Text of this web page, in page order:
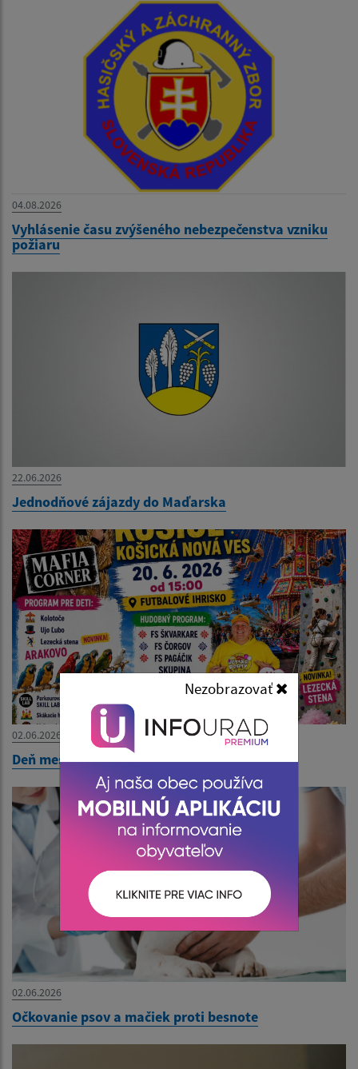
04.08.2026
Vyhlásenie času zvýšeného nebezpečenstva vzniku
požiaru
22.06.2026
Jednodňové zájazdy do Maďarska
02.06.2026
Deň mestskej časti - Pozvánka
02.06.2026
Očkovanie psov a mačiek proti besnote
Nezobrazovať